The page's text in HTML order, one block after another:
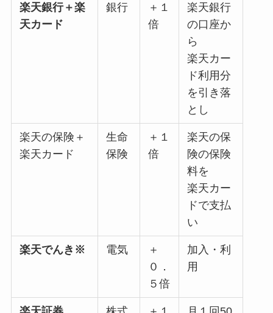
楽天銀行＋楽
天カード
銀行
＋１
倍
楽天銀行
の口座か
ら
楽天カー
ド利用分
を引き落
とし
楽天の保険＋
楽天カード
生命
保険
＋１
倍
楽天の保
険の保険
料を
楽天カー
ドで支払
い
楽天でんき※ 電気
＋
０．
５倍
加入・利
用